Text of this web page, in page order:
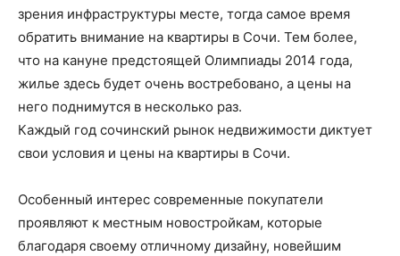
зрения инфраструктуры месте, тогда самое время
обратить внимание на квартиры в Сочи. Тем более,
что на кануне предстоящей Олимпиады 2014 года,
жилье здесь будет очень востребовано, а цены на
него поднимутся в несколько раз.
Каждый год сочинский рынок недвижимости диктует
свои условия и цены на квартиры в Сочи.
Особенный интерес современные покупатели
проявляют к местным новостройкам, которые
благодаря своему отличному дизайну, новейшим